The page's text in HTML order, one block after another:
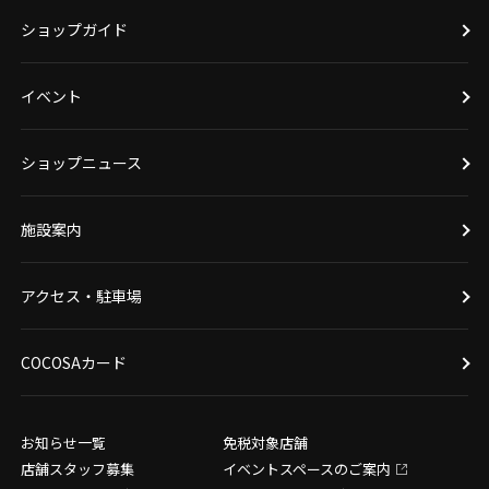
ショップガイド
イベント
ショップニュース
施設案内
アクセス・駐車場
COCOSAカード
お知らせ一覧
免税対象店舗
店舗スタッフ募集
イベントスペースのご案内